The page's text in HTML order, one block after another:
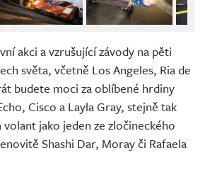
akci a vzrušující závody na pěti
světa, včetně Los Angeles, Ria de
budete moci za oblíbené hrdiny
Cisco a Layla Gray, stejně tak
jako jeden ze zločineckého
Shashi Dar, Moray či Rafaela